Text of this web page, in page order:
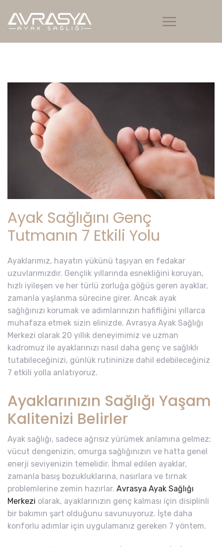
Ayak Sağlığını Genç
Tutmanın 7 Etkili Yolu
Ayaklarımız, hayatın yükünü taşıyan en fedakar
uzuvlarımızdır. Gençlik yıllarında esnekliğini koruyan,
hızlı iyileşen ve her türlü zorluğa göğüs geren ayaklar,
zamanla yaşlanma sürecine girer. Ancak ayak
sağlığınızı korumak ve adımlarınızın hafifliğini yıllarca
muhafaza etmek sizin elinizde. Avrasya Ayak Sağlığı
Merkezi olarak 20 yıllık deneyimimiz ve uzman
kadromuz ile ayaklarınızı nasıl daha genç ve sağlıklı
tutabileceğinizi, günlük rutininize dahil edebileceğiniz
7 etkili yolla anlatıyoruz.
Ayaklarınızın Sağlığı Yaşam
Kalitenizi Belirler
Ayak sağlığı, sadece ağrısız yürümek anlamına gelmez;
vücut dengenizin, omurga sağlığınızın ve hatta genel
enerji seviyenizin temelidir. İhmal edilen ayaklar,
zamanla basış bozukluklarına, nasırlara ve tırnak
problemlerine zemin hazırlar. Avrasya Ayak Sağlığı
Merkezi olarak, ayaklarınızın genç kalması için disiplinli
bir bakımın şart olduğunu savunuyoruz. İşte daha
konforlu adımlar için uygulamanız gereken 7 yöntem.